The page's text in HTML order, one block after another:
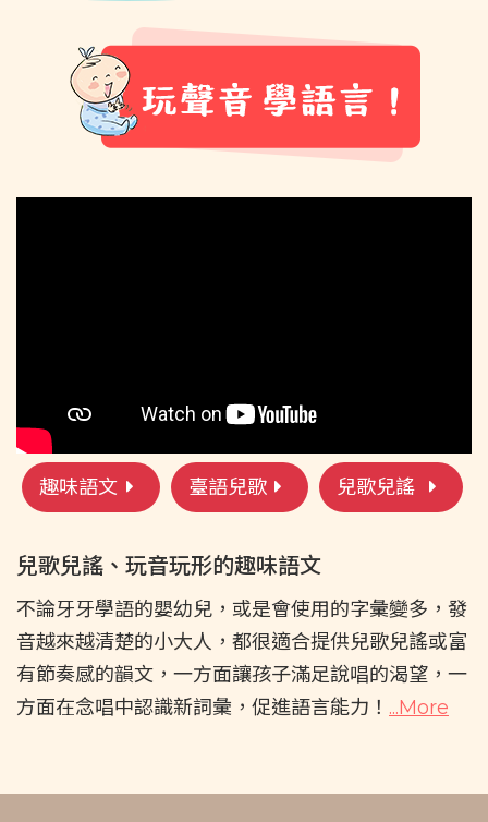
趣味語文 臺語兒歌 兒歌兒謠
兒歌兒謠、玩音玩形的趣味語文
不論牙牙學語的嬰幼兒，或是會使用的字彙變多，發
音越來越清楚的小大人，都很適合提供兒歌兒謠或富
有節奏感的韻文，一方面讓孩子滿足說唱的渴望，一
方面在念唱中認識新詞彙，促進語言能力！ ...More